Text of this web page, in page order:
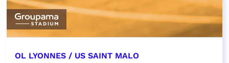
OL LYONNES / US SAINT MALO